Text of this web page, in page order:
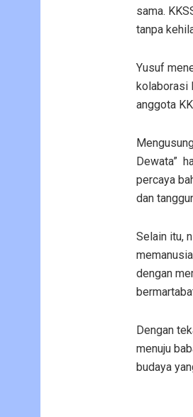
sama.
tanpa
Yusuf
kolaborasi
anggota
Dewata”
percaya
dan
Selain itu,
dengan
Dengan
menuju
budaya